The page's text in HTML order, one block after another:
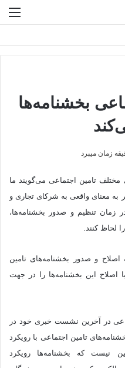
بخشنامه‌ها
تامین اجتماعی می‌گویند ما
معنای واقعی به شرکای تجاری و
زمان تنظیم و صدور بخشنامه‌ها،
لحاظ کنند.
اصلاح و صدور بخشنامه‌های تامین
اصلاح این بخشنامه‌ها را در جهت
در آخرین نشست خبری خود در
تامین اجتماعی با رویکرد
نیست که بخشنامه‌ها رویکرد